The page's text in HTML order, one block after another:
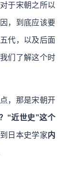
于宋朝之所以
，到底应该要
代，以及后面
们了解这个时
，那是宋朝开
“近世史”这个
日本史学家内